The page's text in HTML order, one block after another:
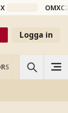
Logga in
VETENSKAP